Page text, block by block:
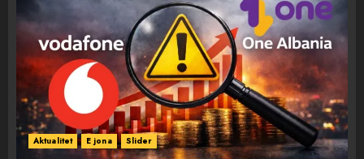
Aktualitet E jona Slider